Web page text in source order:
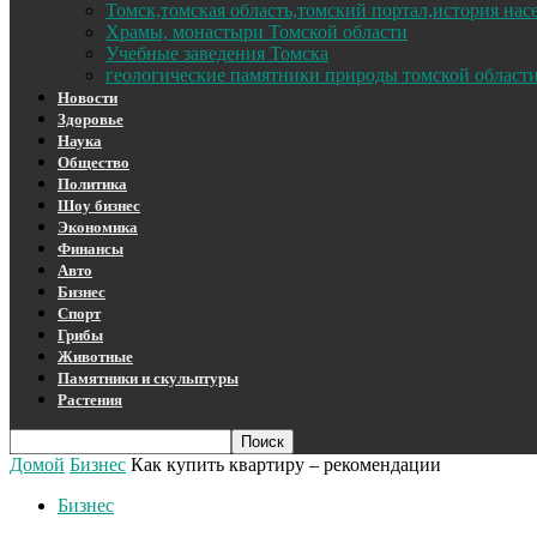
Томск,томская область,томский портал,история
Храмы, монастыри Томской области
Учебные заведения Томска
геологические памятники природы томской области
Новости
Здоровье
Наука
Общество
Политика
Шоу бизнес
Экономика
Финансы
Авто
Бизнес
Спорт
Грибы
Животные
Памятники и скульптуры
Растения
Домой Бизнес Как купить квартиру – рекомендации
Бизнес